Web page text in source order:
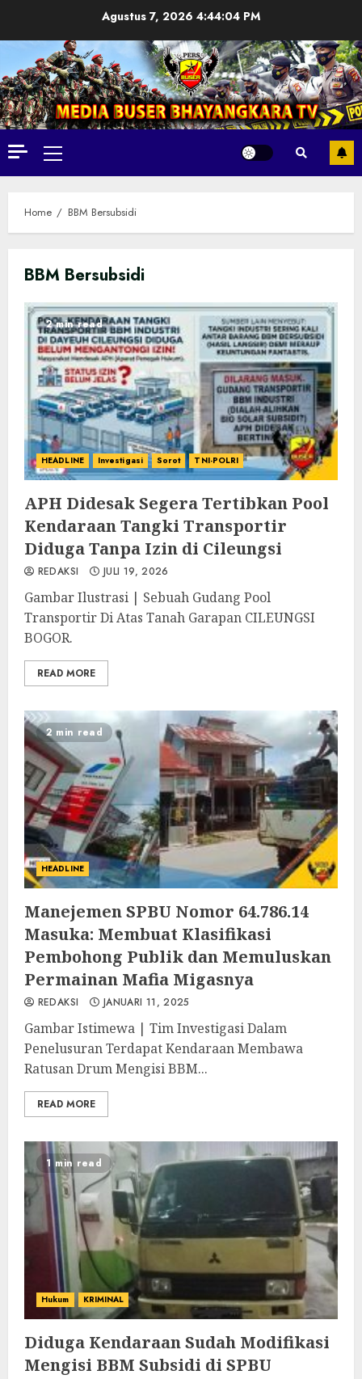
Agustus 7, 2026 4:44:05 PM
Primary
Menu
Home BBM Bersubsidi
BBM Bersubsidi
2 min read
HEADLINE Investigasi Sorot TNI-POLRI
APH Didesak Segera Tertibkan Pool
Kendaraan Tangki Transportir
Diduga Tanpa Izin di Cileungsi
REDAKSI JULI 19, 2026
Gambar Ilustrasi | Sebuah Gudang Pool
Transportir Di Atas Tanah Garapan CILEUNGSI
BOGOR.
READ MORE
2 min read
HEADLINE
Manejemen SPBU Nomor 64.786.14
Masuka: Membuat Klasifikasi
Pembohong Publik dan Memuluskan
Permainan Mafia Migasnya
REDAKSI JANUARI 11, 2025
Gambar Istimewa | Tim Investigasi Dalam
Penelusuran Terdapat Kendaraan Membawa
Ratusan Drum Mengisi BBM...
READ MORE
1 min read
Hukum KRIMINAL
Diduga Kendaraan Sudah Modifikasi
Mengisi BBM Subsidi di SPBU